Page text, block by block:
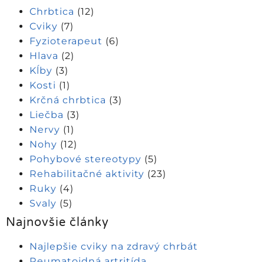
Chrbtica (12)
Cviky (7)
Fyzioterapeut (6)
Hlava (2)
Kĺby (3)
Kosti (1)
Krčná chrbtica (3)
Liečba (3)
Nervy (1)
Nohy (12)
Pohybové stereotypy (5)
Rehabilitačné aktivity (23)
Ruky (4)
Svaly (5)
Najnovšie články
Najlepšie cviky na zdravý chrbát